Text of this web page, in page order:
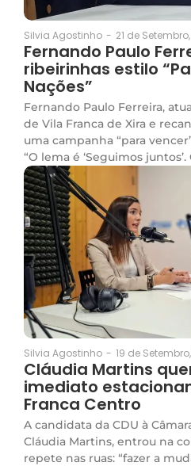
Silvia Agostinho - 21 de
Fernando Paulo
ribeirinhas estilo
Nações”
Fernando Paulo Ferreira,
de Vila Franca de Xira e
uma campanha “para
“O lema é ‘Seguimos
Silvia Agostinho - 19 de
Cláudia Martins
imediato
Franca Centro
A candidata da CDU à
Cláudia Martins, entrou na
repete nas ruas: “fazer a